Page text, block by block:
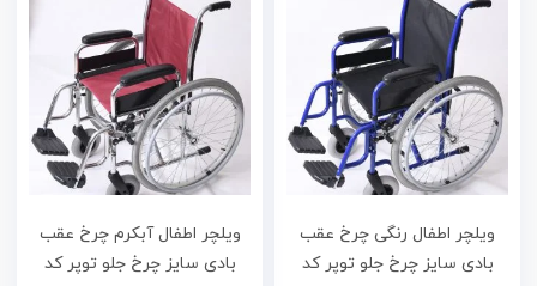
ویلچر اطفال رنگی چرخ عقب
بادی سایز چرخ جلو توپر کد
ویلچر اطفال آبکرم چرخ عقب
بادی سایز چرخ جلو توپر کد